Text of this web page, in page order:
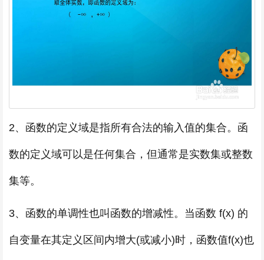
2、函数的定义域是指所有合法的输入值的集合。函
数的定义域可以是任何集合，但通常是实数集或整数
集等。
3、函数的单调性也叫函数的增减性。当函数 f(x) 的
自变量在其定义区间内增大(或减小)时，函数值f(x)也